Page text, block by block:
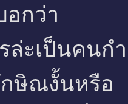
กว่า
ล่ะเป็นคนก
กษิณงั้นหรือ